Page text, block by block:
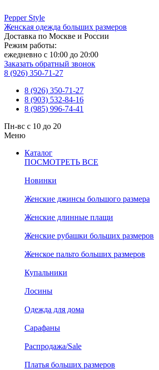
Pepper Style
Женская одежда больших размеров
Доставка по Москве и России
Режим работы:
ежедневно с 10:00 до 20:00
Заказать обратный звонок
8 (926) 350-71-27
8 (926) 350-71-27
8 (903) 532-84-16
8 (985) 996-74-41
Пн-вс с 10 до 20
Меню
Каталог
ПОСМОТРЕТЬ ВСЕ
Новинки
Женские джинсы большого размера
Женские длинные плащи
Женские рубашки больших размеров
Женское пальто больших размеров
Купальники
Лосины
Одежда для дома
Сарафаны
Распродажа/Sale
Платья больших размеров